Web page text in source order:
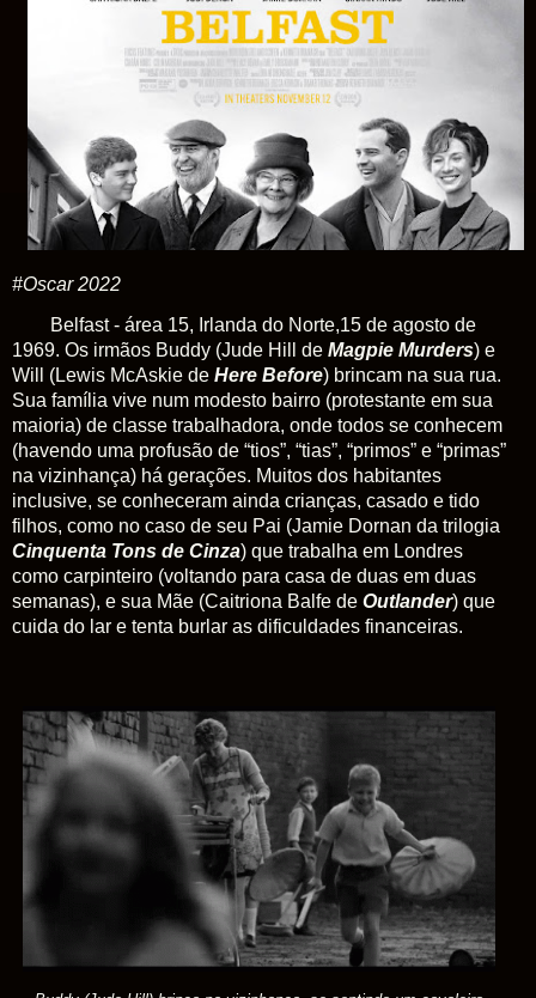
#Oscar 2022
Belfast - área 15, Irlanda do Norte,15 de agosto de
1969. Os irmãos Buddy (Jude Hill de Magpie Murders) e
Will (Lewis McAskie de Here Before) brincam na sua rua.
Sua família vive num modesto bairro (protestante em sua
maioria) de classe trabalhadora, onde todos se conhecem
(havendo uma profusão de “tios”, “tias”, “primos” e “primas”
na vizinhança) há gerações. Muitos dos habitantes
inclusive, se conheceram ainda crianças, casado e tido
filhos, como no caso de seu Pai (Jamie Dornan da trilogia
Cinquenta Tons de Cinza) que trabalha em Londres
como carpinteiro (voltando para casa de duas em duas
semanas), e sua Mãe (Caitriona Balfe de Outlander) que
cuida do lar e tenta burlar as dificuldades financeiras.